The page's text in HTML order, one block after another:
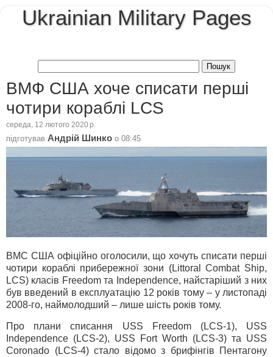
Ukrainian Military Pages
ВМФ США хоче списати перші
чотири кораблі LCS
середа, 12 лютого 2020 р.
підготував Андрій Шинко о 08:45
ВМС США офіційно оголосили, що хочуть списати перші
чотири кораблі прибережної зони (Littoral Combat Ship,
LCS) класів Freedom та Independence, найстаріший з них
був введений в експлуатацію 12 років тому – у листопаді
2008-го, наймолодший – лише шість років тому.
Про плани списання USS Freedom (LCS-1), USS
Independence (LCS-2), USS Fort Worth (LCS-3) та USS
Coronado (LCS-4) стало відомо з брифінгів Пентагону